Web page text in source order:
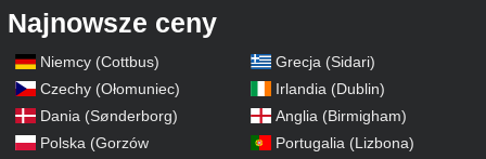
Najnowsze ceny
Niemcy (Cottbus)
Czechy (Ołomuniec)
Dania (Sønderborg)
Polska (Gorzów
Grecja (Sidari)
Irlandia (Dublin)
Anglia (Birmigham)
Portugalia (Lizbona)